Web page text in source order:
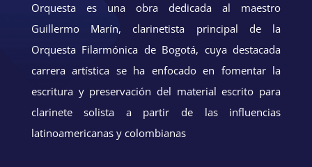
Orquesta es una obra dedicada al maestro
Guillermo Marín, clarinetista principal de la
Orquesta Filarmónica de Bogotá, cuya destacada
carrera artística se ha enfocado en fomentar la
escritura y preservación del material escrito para
clarinete solista a partir de las influencias
latinoamericanas y colombianas